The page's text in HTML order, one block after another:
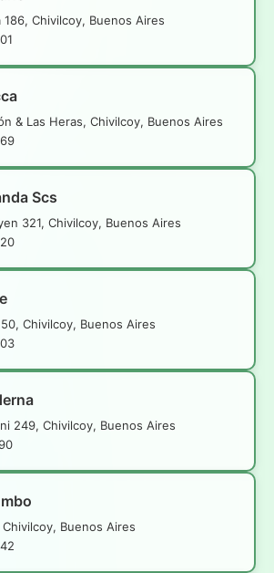
186, Chivilcoy, Buenos Aires
& Las Heras, Chivilcoy, Buenos Aires
Scs
321, Chivilcoy, Buenos Aires
Chivilcoy, Buenos Aires
249, Chivilcoy, Buenos Aires
Buenos Aires